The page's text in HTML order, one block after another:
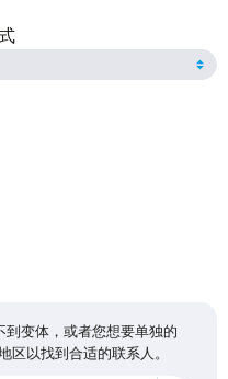
变体，或者您想要单独的
区以找到合适的联系人。